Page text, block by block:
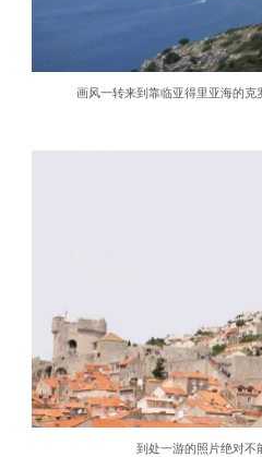
画风一转来到靠临亚得里亚海的
到处一游的照片绝对不